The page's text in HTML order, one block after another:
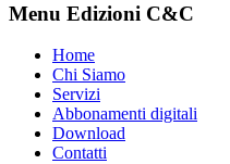
Menu Edizioni C&C
Home
Chi Siamo
Servizi
Abbonamenti digitali
Download
Contatti